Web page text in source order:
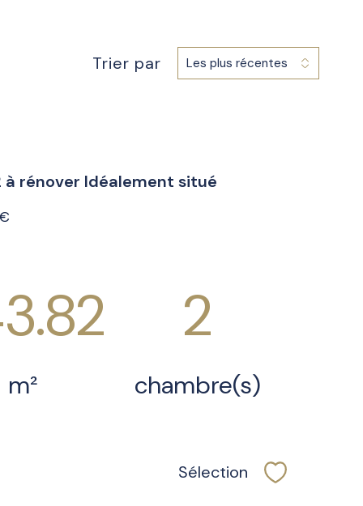
Trier par Les plus récentes
rénover Idéalement situé
m²
2
chambre(s)
Sélection Sélectionner